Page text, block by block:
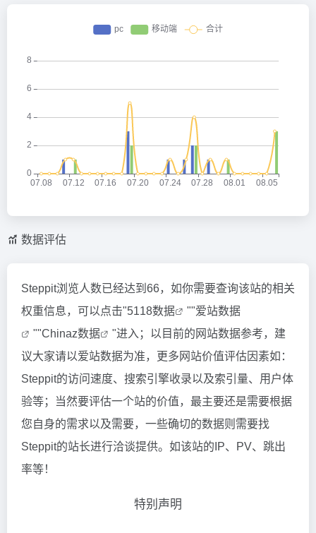
数据评估
Steppit浏览人数已经达到66，如你需要查询该站的相关
权重信息，可以点击"5118数据 ""爱站数据
""Chinaz数据
"进入；以目前的网站数据参考，建
议大家请以爱站数据为准，更多网站价值评估因素如：
Steppit的访问速度、搜索引擎收录以及索引量、用户体
验等；当然要评估一个站的价值，最主要还是需要根据
您自身的需求以及需要，一些确切的数据则需要找
Steppit的站长进行洽谈提供。如该站的IP、PV、跳出
率等！
特别声明